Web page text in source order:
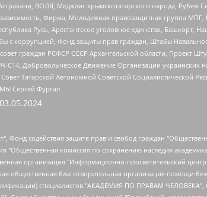
ВОЛЯ, Меджлис крымскотатарского народа, Рубеж
Фирма, Молодежная правозащитная группа
Русь, Арестантское уголовное единство,
коррупцией, Фонд защиты прав граждан, Штабы
граждан РСФСР СССР Архангельской области, Проект
Добровольческое Движение Организации украинских
Татарской Автономной Советской Социалистической
Сергей Фургал
03.05.2024
10.06.2014), Некоммерческая организация "Фонд по борьбе с коррупцией", Автономная некоммерческая организация "Институт права и публичной политики", Баданин Роман Сергеевич, Гликин Максим Александрович, Железнова Мария Михайловна, Лукьянова Юлия Сергеевна, Маетная Елизавета Витальевна, Маняхин Петр Борисович, Чуракова Ольга Владимировна, Ярош Юлия Петровна, Юридическое лицо "The Insider SIA", зарегистрированное в Риге, Латвийская Республика (дата регистрации 26.06.2015), являющееся администратором доменного имени интернет-издания "The Insider SIA", https://theins.ru, Постернак Алексей Евгеньевич, Рубин Михаил Аркадьевич, Анин Роман Александрович, Юридическое лицо Istories fonds, зарегистрированное в Латвийской Республике (регистрационный номер 50008295751, дата регистрации 24.02.2020), Великовский Дмитрий Александрович, Долинина Ирина Николаевна, Мароховская Алеся Алексеевна, Шлейнов Роман Юрьевич, Шмагун Олеся Валентиновна, Общество с ограниченной ответственностью "Альтаир 2021", Общество с ограниченной ответственностью "Вега 2021", Общество с ограниченной ответственностью "Главный редактор 2021", Общество с ограниченной ответственностью "Ромашки монолит", Важенков Артем Валерьевич, Ивановская областная общественная организация "Центр гендерных исследований", Гурман Юрий Альбертович, Медиапроект "ОВД-Инфо", Егоров Владимир Владимирович, Жилинский Владимир Александрович, Общество с ограниченной ответственностью "ЗП", Иванова София Юрьевна, Карезина Инна Павловна, Кильтау Екатерина Викторовна, Петров Алексей Викторович, Пискунов Сергей Евгеньевич, Смирнов Сергей Сергеевич, Тихонов Михаил Сергеевич, Общество с ограниченной ответственностью "ЖУРНАЛИСТ-ИНОСТРАННЫЙ АГЕНТ", Арапова Галина Юрьевна, Вольтская Татьяна Анатольевна, Американская компания "Mason G.E.S. Anonymous Foundation" (США), являющаяся владельцем интернет-издания https://mnews.world/, Компания "Stichting Bellingcat", зарегистрированная в Нидерландах (дата регистрации 11.07.2018), Захаров Андрей Вячеславович, Клепиковская Екатерина Дмитриевна, Общество с ограниченной ответственностью "МЕМО", Перл Роман Александрович, Симонов Евгений Алексеевич, Соловьева Елена Анатольевна, Сотников Даниил Владимирович, Сурначева Елизавета Дмитриевна, Автономная некоммерческая организация по защите прав человека и информированию населения "Якутия – Наше Мнение", Общество с ограниченной ответственностью "Москоу диджитал медиа", с 26.01.2023 Общество с ограниченной ответственностью "Чайка Белые сады", Ветошкина Валерия Валерьевна, Заговора Максим Александрович, Межрегиональное общественное